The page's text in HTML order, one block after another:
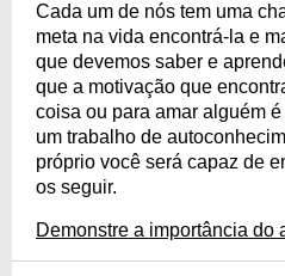
Cada um de nós tem uma
meta na vida encontrá-la e
que devemos saber e
que a motivação que
coisa ou para amar alguém
um trabalho de
próprio você será capaz de
os seguir.
Demonstre a importância do